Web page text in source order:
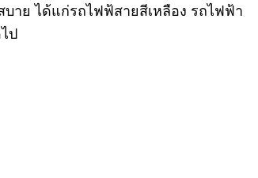
าย ได้แก่รถไฟฟ้สายสีเหลือง รถไฟฟ้า
ป